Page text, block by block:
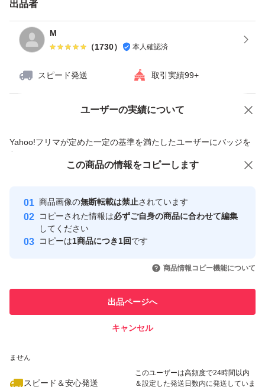
出品者
M
（1730） 本人確認済
スピード発送 取引実績99+
ユーザーの実績について
Yahoo!フリマが定めた一定の基準を満たしたユーザーにバッジを
付与しています
安心取引出品者
心・安全なユーザーです
取引実績
引を完了させた実績があります
での取引実績があります
ません
スピード＆安心発送
このユーザーは高頻度で24時間以内
＆設定した発送日数内に発送していま
価格の相談 商品への質問
この商品の情報をコピーします
商品画像の無断転載は禁止されています
コピーされた情報は必ずご自身の商品に合わせて編集
してください
コピーは1商品につき1回です
商品情報コピー機能について
出品ページへ
キャンセル
この商品をみている人にオススメ